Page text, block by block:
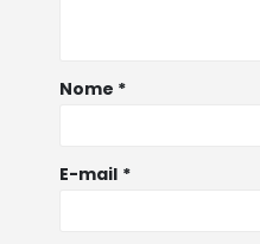
Nome *
E-mail *